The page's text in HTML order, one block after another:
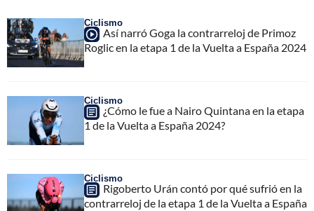
Ciclismo
Así narró Goga la contrarreloj de Primoz
Roglic en la etapa 1 de la Vuelta a España 2024
Ciclismo
¿Cómo le fue a Nairo Quintana en la etapa
1 de la Vuelta a España 2024?
Ciclismo
Rigoberto Urán contó por qué sufrió en la
contrarreloj de la etapa 1 de la Vuelta a España